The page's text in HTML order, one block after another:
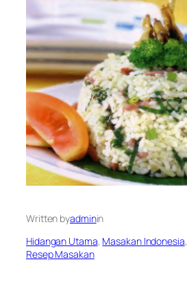
Written byadminin
Hidangan Utama, Masakan Indonesia,
Resep Masakan